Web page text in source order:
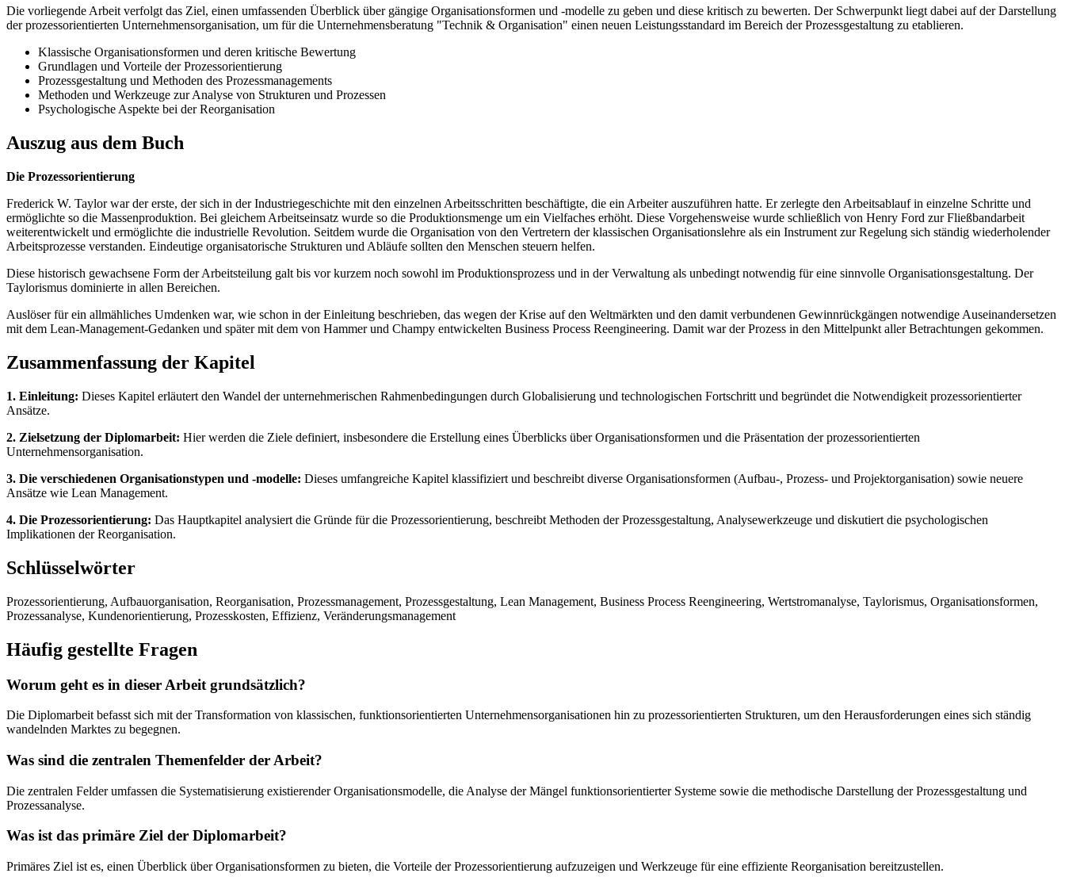
Die vorliegende Arbeit verfolgt das Ziel, einen umfassenden Überblick über gängige Organisationsformen und -modelle zu geben und diese kritisch zu bewerten. Der Schwerpunkt liegt dabei auf der Darstellung
der prozessorientierten Unternehmensorganisation, um für die Unternehmensberatung "Technik & Organisation" einen neuen Leistungsstandard im Bereich der Prozessgestaltung zu etablieren.
Klassische Organisationsformen und deren kritische Bewertung
Grundlagen und Vorteile der Prozessorientierung
Prozessgestaltung und Methoden des Prozessmanagements
Methoden und Werkzeuge zur Analyse von Strukturen und Prozessen
Psychologische Aspekte bei der Reorganisation
Auszug aus dem Buch
Die Prozessorientierung
Frederick W. Taylor war der erste, der sich in der Industriegeschichte mit den einzelnen Arbeitsschritten beschäftigte, die ein Arbeiter auszuführen hatte. Er zerlegte den Arbeitsablauf in einzelne Schritte und
ermöglichte so die Massenproduktion. Bei gleichem Arbeitseinsatz wurde so die Produktionsmenge um ein Vielfaches erhöht. Diese Vorgehensweise wurde schließlich von Henry Ford zur Fließbandarbeit
weiterentwickelt und ermöglichte die industrielle Revolution. Seitdem wurde die Organisation von den Vertretern der klassischen Organisationslehre als ein Instrument zur Regelung sich ständig wiederholender
Arbeitsprozesse verstanden. Eindeutige organisatorische Strukturen und Abläufe sollten den Menschen steuern helfen.
Diese historisch gewachsene Form der Arbeitsteilung galt bis vor kurzem noch sowohl im Produktionsprozess und in der Verwaltung als unbedingt notwendig für eine sinnvolle Organisationsgestaltung. Der
Taylorismus dominierte in allen Bereichen.
Auslöser für ein allmähliches Umdenken war, wie schon in der Einleitung beschrieben, das wegen der Krise auf den Weltmärkten und den damit verbundenen Gewinnrückgängen notwendige Auseinandersetzen
mit dem Lean-Management-Gedanken und später mit dem von Hammer und Champy entwickelten Business Process Reengineering. Damit war der Prozess in den Mittelpunkt aller Betrachtungen gekommen.
Zusammenfassung der Kapitel
1. Einleitung: Dieses Kapitel erläutert den Wandel der unternehmerischen Rahmenbedingungen durch Globalisierung und technologischen Fortschritt und begründet die Notwendigkeit prozessorientierter
Ansätze.
2. Zielsetzung der Diplomarbeit: Hier werden die Ziele definiert, insbesondere die Erstellung eines Überblicks über Organisationsformen und die Präsentation der prozessorientierten
Unternehmensorganisation.
3. Die verschiedenen Organisationstypen und -modelle: Dieses umfangreiche Kapitel klassifiziert und beschreibt diverse Organisationsformen (Aufbau-, Prozess- und Projektorganisation) sowie neuere
Ansätze wie Lean Management.
4. Die Prozessorientierung: Das Hauptkapitel analysiert die Gründe für die Prozessorientierung, beschreibt Methoden der Prozessgestaltung, Analysewerkzeuge und diskutiert die psychologischen
Implikationen der Reorganisation.
Schlüsselwörter
Prozessorientierung, Aufbauorganisation, Reorganisation, Prozessmanagement, Prozessgestaltung, Lean Management, Business Process Reengineering, Wertstromanalyse, Taylorismus, Organisationsformen,
Prozessanalyse, Kundenorientierung, Prozesskosten, Effizienz, Veränderungsmanagement
Häufig gestellte Fragen
Worum geht es in dieser Arbeit grundsätzlich?
Die Diplomarbeit befasst sich mit der Transformation von klassischen, funktionsorientierten Unternehmensorganisationen hin zu prozessorientierten Strukturen, um den Herausforderungen eines sich ständig
wandelnden Marktes zu begegnen.
Was sind die zentralen Themenfelder der Arbeit?
Die zentralen Felder umfassen die Systematisierung existierender Organisationsmodelle, die Analyse der Mängel funktionsorientierter Systeme sowie die methodische Darstellung der Prozessgestaltung und
Prozessanalyse.
Was ist das primäre Ziel der Diplomarbeit?
Primäres Ziel ist es, einen Überblick über Organisationsformen zu bieten, die Vorteile der Prozessorientierung aufzuzeigen und Werkzeuge für eine effiziente Reorganisation bereitzustellen.